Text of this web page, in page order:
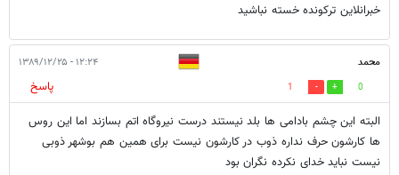
خبرانلاین ترکونده خسته نباشید
محمد ۱۲:۲۴ - ۱۳۸۹/۱۲/۲۵
0
1
پاسخ
البته این چشم بادامی ها بلد نیستند درست نیروگاه اتم بسازند اما این روس
ها کارشون حرف نداره ذوب در کارشون نیست برای همین هم بوشهر ذوبی
نیست نباید خدای نکرده نگران بود